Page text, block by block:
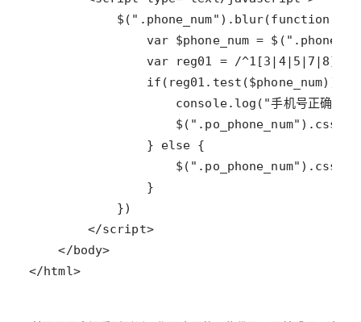
        </script>
</html>